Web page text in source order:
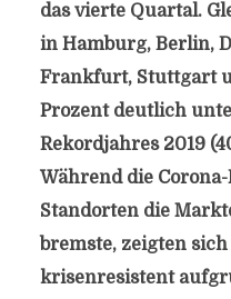
das vierte Quartal.
in Hamburg, Berlin,
Frankfurt, Stuttgart
Prozent deutlich
Rekordjahres 2019
Während die
Standorten die
bremste, zeigten
krisenresistent